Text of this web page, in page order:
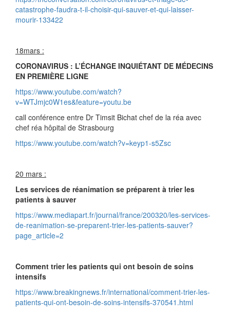
catastrophe-faudra-t-il-choisir-qui-sauver-et-qui-laisser-
mourir-133422
18mars :
CORONAVIRUS : L’ÉCHANGE INQUIÉTANT DE MÉDECINS
EN PREMIÈRE LIGNE
https://www.youtube.com/watch?
v=WTJmjc0W1es&feature=youtu.be
call conférence entre Dr Timsit Bichat chef de la réa avec
chef réa hôpital de Strasbourg
https://www.youtube.com/watch?v=keyp1-s5Zsc
20 mars :
Les services de réanimation se préparent à trier les
patients à sauver
https://www.mediapart.fr/journal/france/200320/les-services-
de-reanimation-se-preparent-trier-les-patients-sauver?
page_article=2
Comment trier les patients qui ont besoin de soins
intensifs
https://www.breakingnews.fr/international/comment-trier-les-
patients-qui-ont-besoin-de-soins-intensifs-370541.html